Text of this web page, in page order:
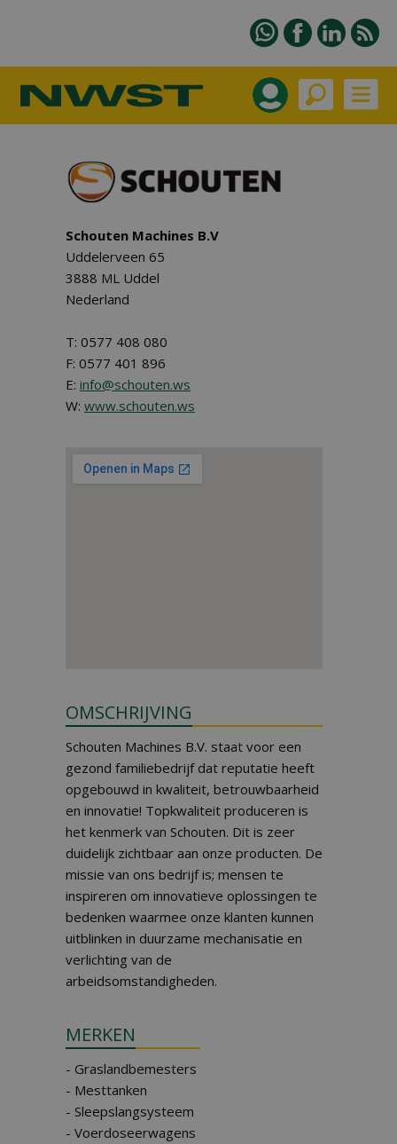
Schouten Machines B.V
Uddelerveen 65
3888 ML Uddel
Nederland
T: 0577 408 080
F: 0577 401 896
E: info@schouten.ws
W: www.schouten.ws
OMSCHRIJVING
Schouten Machines B.V. staat voor een
gezond familiebedrijf dat reputatie heeft
opgebouwd in kwaliteit, betrouwbaarheid
en innovatie! Topkwaliteit produceren is
het kenmerk van Schouten. Dit is zeer
duidelijk zichtbaar aan onze producten. De
missie van ons bedrijf is; mensen te
inspireren om innovatieve oplossingen te
bedenken waarmee onze klanten kunnen
uitblinken in duurzame mechanisatie en
verlichting van de
arbeidsomstandigheden.
MERKEN
- Graslandbemesters
- Mesttanken
- Sleepslangsysteem
- Voerdoseerwagens